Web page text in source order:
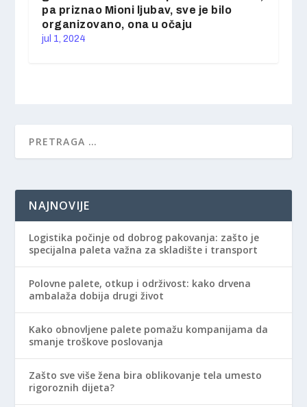
pa priznao Mioni ljubav, sve je bilo
organizovano, ona u očaju
jul 1, 2024
NAJNOVIJE
Logistika počinje od dobrog pakovanja: zašto je
specijalna paleta važna za skladište i transport
Polovne palete, otkup i održivost: kako drvena
ambalaža dobija drugi život
Kako obnovljene palete pomažu kompanijama da
smanje troškove poslovanja
Zašto sve više žena bira oblikovanje tela umesto
rigoroznih dijeta?